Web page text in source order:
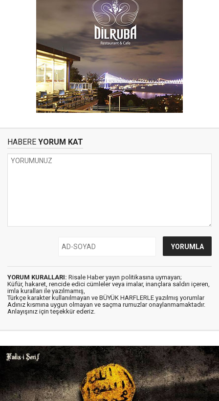
HABERE YORUM KAT
YORUM KURALLARI: Risale Haber yayın politikasına uymayan;
Küfür, hakaret, rencide edici cümleler veya imalar, inançlara saldırı içeren,
imla kuralları ile yazılmamış,
Türkçe karakter kullanılmayan ve BÜYÜK HARFLERLE yazılmış yorumlar
Adınız kısmına uygun olmayan ve saçma rumuzlar onaylanmamaktadır.
Anlayışınız için teşekkür ederiz.